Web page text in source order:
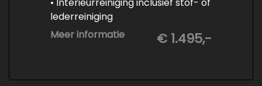
lederreiniging
• 3-staps lakcorrectie
• Keramische Coating (+/- 5 jaar)
Meer informatie € 1.495,-